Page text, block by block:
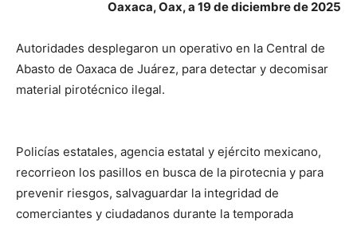
Oaxaca, Oax, a 19 de diciembre de 2025
Autoridades desplegaron un operativo en la Central de
Abasto de Oaxaca de Juárez, para detectar y decomisar
material pirotécnico ilegal.
Policías estatales, agencia estatal y ejército mexicano,
recorrieon los pasillos en busca de la pirotecnia y para
prevenir riesgos, salvaguardar la integridad de
comerciantes y ciudadanos durante la temporada